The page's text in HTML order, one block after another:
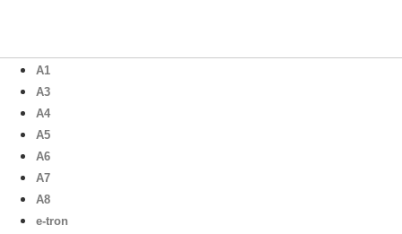
A1
A3
A4
A5
A6
A7
A8
e-tron